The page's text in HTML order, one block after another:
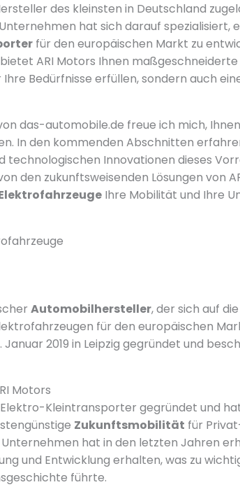
des kleinsten in Deutschland
hat sich darauf spezialisiert,
für den europäischen Markt zu
bietet ARI Motors Ihnen maßgeschneiderte
Ihre Bedürfnisse erfüllen, sondern auch
das-automobile.de freue ich mich,
In den kommenden Abschnitten
technologischen Innovationen dieses
den zukunftsweisenden Lösungen von
Ihre Mobilität und Ihre
Automobilhersteller, der sich auf
für den europäischen
2019 in Leipzig gegründet und
Motors
Kleintransporter gegründet und
Zukunftsmobilität für
hat in den letzten Jahren
und Entwicklung erhalten, was zu
führte.